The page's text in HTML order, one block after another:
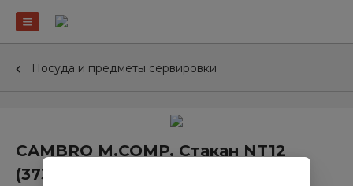
Посуда и предметы сервировки
CAMBRO M.COMP. Стакан NT12
(373мл)